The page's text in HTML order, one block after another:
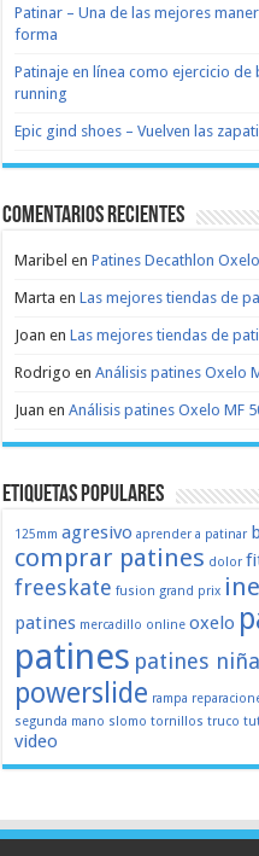
Patinar – Una de las mejores
forma
Patinaje en línea como ejercicio
running
Epic gind shoes – Vuelven las
Comentarios recientes
Maribel enPatines Decathlon
Marta enLas mejores tiendas de
Joan enLas mejores tiendas de
Rodrigo enAnálisis patines Oxelo
Juan enAnálisis patines Oxelo MF
Etiquetas populares
125mm agresivo aprender a patinar
comprar patines dolor
freeskate fusion grand prix
patines mercadillo online oxelo
patines patines niña
powerslide rampa
segunda mano slomo tornillos truco
video